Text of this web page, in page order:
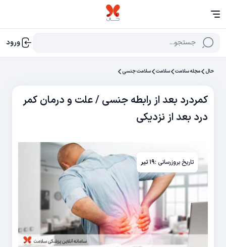
جستجو... ورود
حال مجله سلامت سلامت سلامت جنسی
کمردرد بعد از رابطه جنسی / علت و درمان کمر
درد بعد از نزدیکی
تاریخ بروزرسانی :۱۹ تیر